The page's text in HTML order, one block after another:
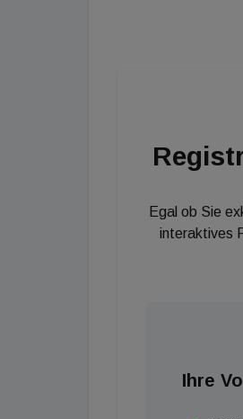
stabiles
Zeitverzug. Dies
Geschäftsmodell
Egal ob Sie
interaktives
Ihre